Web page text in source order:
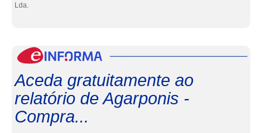
Lda.
Aceda gratuitamente ao
relatório de Agarponis -
Compra...